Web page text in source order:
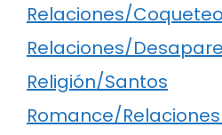
Relaciones/Coqueteo
Relaciones/
Religión/Santos
Romance/